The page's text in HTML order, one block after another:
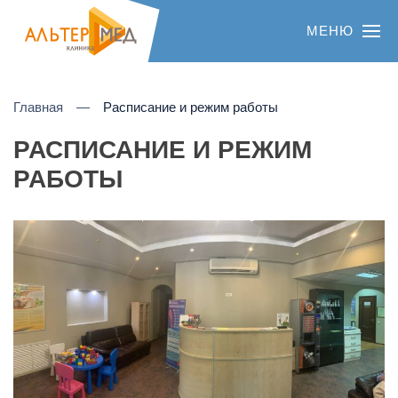
МЕНЮ
Главная Расписание и режим работы
РАСПИСАНИЕ И РЕЖИМ
РАБОТЫ